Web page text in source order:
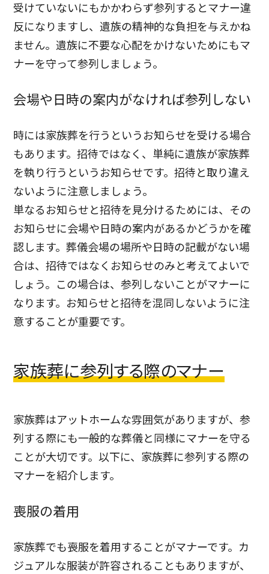
受けていないにもかかわらず参列するとマナー違
反になりますし、遺族の精神的な負担を与えかね
ません。遺族に不要な心配をかけないためにもマ
ナーを守って参列しましょう。
会場や日時の案内がなければ参列しない
時には家族葬を行うというお知らせを受ける場合
もあります。招待ではなく、単純に遺族が家族葬
を執り行うというお知らせです。招待と取り違え
ないように注意しましょう。
単なるお知らせと招待を見分けるためには、その
お知らせに会場や日時の案内があるかどうかを確
認します。葬儀会場の場所や日時の記載がない場
合は、招待ではなくお知らせのみと考えてよいで
しょう。この場合は、参列しないことがマナーに
なります。お知らせと招待を混同しないように注
意することが重要です。
家族葬に参列する際のマナー
家族葬はアットホームな雰囲気がありますが、参
列する際にも一般的な葬儀と同様にマナーを守る
ことが大切です。以下に、家族葬に参列する際の
マナーを紹介します。
喪服の着用
家族葬でも喪服を着用することがマナーです。カ
ジュアルな服装が許容されることもありますが、